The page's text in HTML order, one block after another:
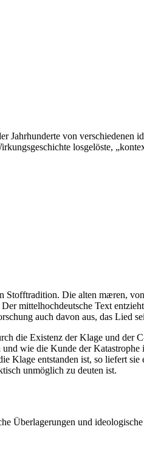
Jahrhunderte von verschiedenen
losgelöste,
Stofftradition. Die alten mæren,
mittelhochdeutsche Text
auch davon aus, das Lied
die Existenz der Klage und der
wie die Kunde der Katastrophe
Klage entstanden ist, so liefert
unmöglich zu deuten ist.
Überlagerungen und